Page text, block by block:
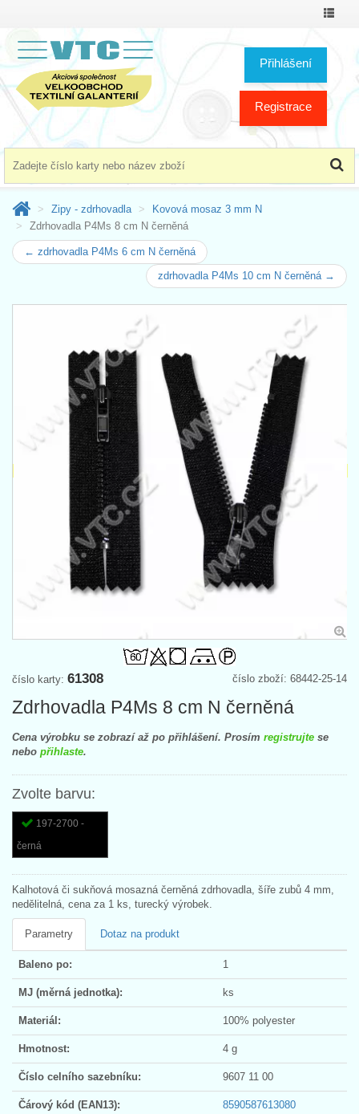
Přihlášení
Registrace
Zipy - zdrhovadla
Kovová mosaz 3 mm N
Zdrhovadla P4Ms 8 cm N černěná
← zdrhovadla P4Ms 6 cm N černěná
zdrhovadla P4Ms 10 cm N černěná →
číslo zboží: 68442-25-14
číslo karty: 61308
Zdrhovadla P4Ms 8 cm N černěná
Cena výrobku se zobrazí až po přihlášení. Prosím registrujte se
nebo přihlaste.
Zvolte barvu:
197-2700 -
černá
Kalhotová či sukňová mosazná černěná zdrhovadla, šíře zubů 4 mm,
nedělitelná, cena za 1 ks, turecký výrobek.
Parametry Dotaz na produkt
Baleno po: 1
MJ (měrná jednotka): ks
Materiál: 100% polyester
Hmotnost: 4 g
Číslo celního sazebníku: 9607 11 00
Čárový kód (EAN13): 8590587613080